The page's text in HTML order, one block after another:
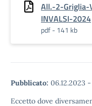
All.-2-Griglia-
INVALSI-2024
pdf - 141 kb
Pubblicato: 06.12.2023 -
Eccetto dove